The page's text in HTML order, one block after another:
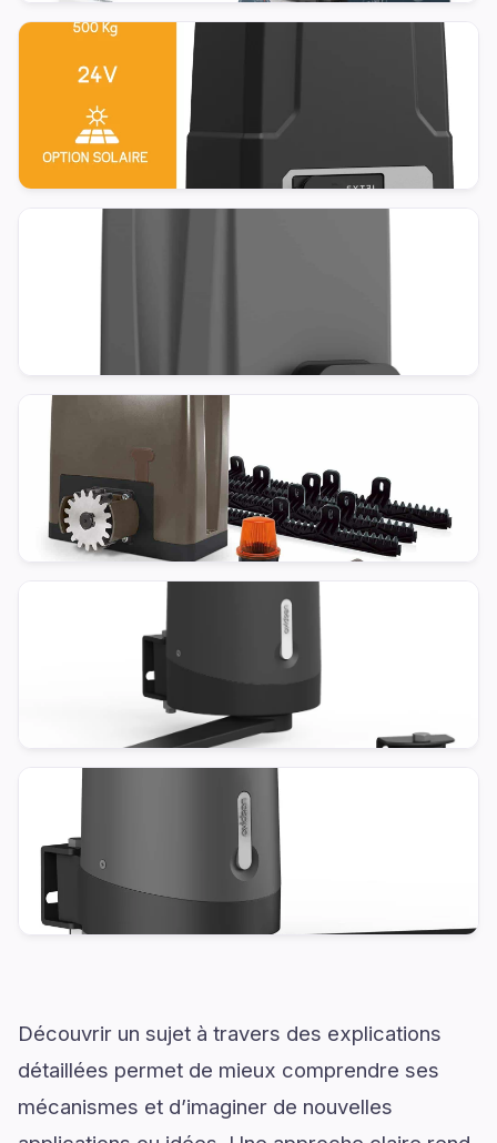
Découvrir un sujet à travers des explications
détaillées permet de mieux comprendre ses
mécanismes et d’imaginer de nouvelles